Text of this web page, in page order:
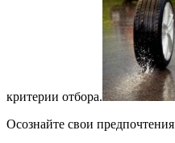
критерии отбора.
Осознайте свои предпочтения